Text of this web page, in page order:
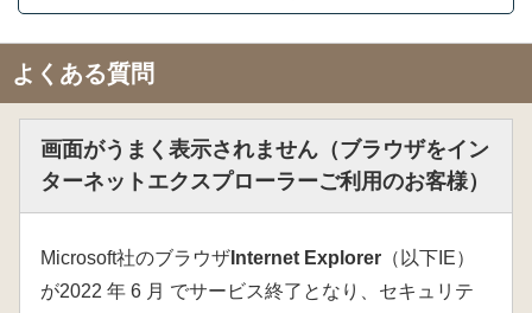
よくある質問
画面がうまく表示されません（ブラウザをイン
ターネットエクスプローラーご利用のお客様）
Microsoft社のブラウザ Internet Explorer （以下IE）
が2022 年 6 月 でサービス終了となり、セキュリテ